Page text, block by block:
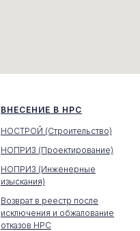
ВНЕСЕНИЕ В НРС
НОСТРОЙ (Строительство)
НОПРИЗ (Проектирование)
НОПРИЗ (Инженерные
изыскания)
Возврат в реестр после
исключения и обжалование
отказов НРС